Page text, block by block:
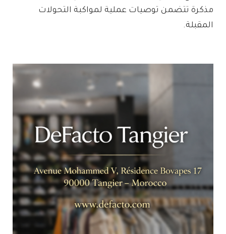
مذكرة تتضمن توصيات عملية لمواكبة التحولات
المقبلة.